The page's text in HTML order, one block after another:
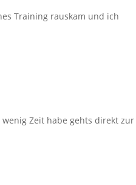
Training rauskam und ich
Zeit habe gehts direkt zur